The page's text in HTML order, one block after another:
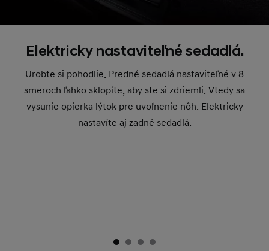
Elektricky nastaviteľné sedadlá.
Urobte si pohodlie. Predné sedadlá nastaviteľné v 8
smeroch ľahko sklopíte, aby ste si zdriemli. Vtedy sa
vysunie opierka lýtok pre uvoľnenie nôh. Elektricky
nastavíte aj zadné sedadlá.